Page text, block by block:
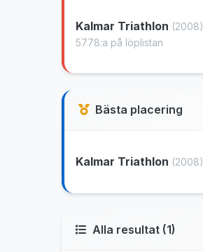
Kalmar Triathlon (2008)
5778:a på löplistan
Bästa placering
Kalmar Triathlon (2008)
Alla resultat (1)